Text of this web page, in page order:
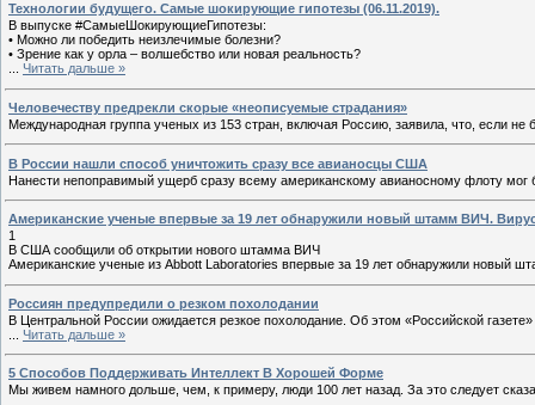
Технологии будущего. Самые шокирующие гипотезы (06.11.2019).
В выпуске #СамыеШокирующиеГипотезы:
• Можно ли победить неизлечимые болезни?
• Зрение как у орла – волшебство или новая реальность?
Читать дальше »
Человечеству предрекли скорые «неописуемые страдания»
Международная группа ученых из 153 стран, включая Россию, заявила, что, если
В России нашли способ уничтожить сразу все авианосцы США
Нанести непоправимый ущерб сразу всему американскому авианосному флоту
Американские ученые впервые за 19 лет обнаружили новый штамм ВИЧ.
1
В США сообщили об открытии нового штамма ВИЧ
Американские ученые из Abbott Laboratories впервые за 19 лет обнаружили новый
Россиян предупредили о резком похолодании
В Центральной России ожидается резкое похолодание. Об этом «Российской
Читать дальше »
5 Способов Поддерживать Интеллект В Хорошей Форме
Мы живем намного дольше, чем, к примеру, люди 100 лет назад. За это следует